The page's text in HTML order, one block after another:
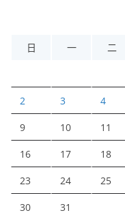
日
一 二
2 3 4
9 10 11
16 17 18
23 24 25
30 31